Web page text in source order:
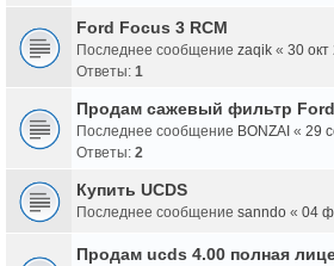
Ford Focus 3 RCM
Последнее сообщение zaqik « 30 окт
Ответы: 1
Продам сажевый фильтр
Последнее сообщение BONZAI « 29
Ответы: 2
Купить UCDS
Последнее сообщение sanndo « 04
Продам ucds 4.00 полная